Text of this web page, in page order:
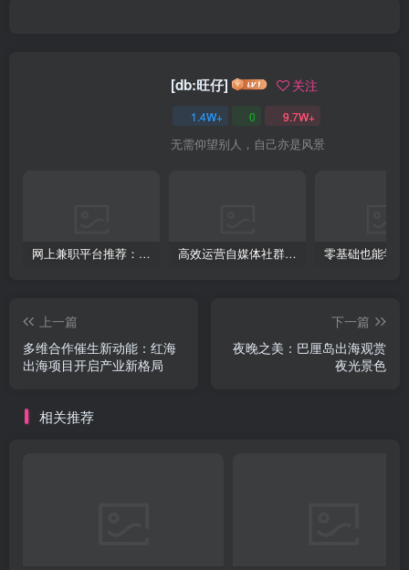
[db:旺仔] 关注
1.4W+ 0 9.7W+
无需仰望别人，自己亦是风景
网上兼职平台推荐：国外网赚任务！ 高效运营自媒体社群，让内容更有价值！
上一篇
多维合作催生新动能：红海
出海项目开启产业新格局
下一篇
夜晚之美：巴厘岛出海观赏
夜光景色
相关推荐